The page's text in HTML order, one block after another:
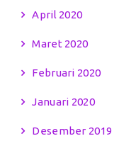
April 2020
Maret 2020
Februari 2020
Januari 2020
Desember 2019